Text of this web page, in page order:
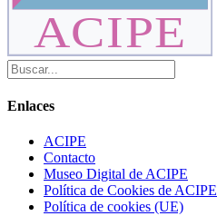
ACIPE
Enlaces
ACIPE
Contacto
Museo Digital de ACIPE
Política de Cookies de ACIPE
Política de cookies (UE)